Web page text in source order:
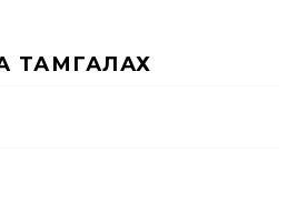
ТАМГАЛАХ